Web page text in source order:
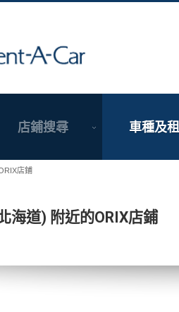
店鋪搜尋 車種及
店鋪
海道) 附近的ORIX店鋪